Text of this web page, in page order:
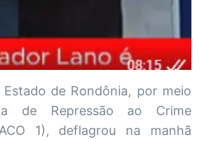
de Rondônia, por meio
de Repressão ao Crime
1), deflagrou na manhã